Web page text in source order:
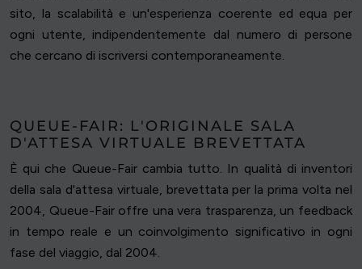
sito, la scalabilità e un'esperienza coerente ed equa per
ogni utente, indipendentemente dal numero di persone
che cercano di iscriversi contemporaneamente.
QUEUE-FAIR: L'ORIGINALE SALA
D'ATTESA VIRTUALE BREVETTATA
È qui che Queue-Fair cambia tutto. In qualità di inventori
della sala d'attesa virtuale, brevettata per la prima volta nel
2004, Queue-Fair offre una vera trasparenza, un feedback
in tempo reale e un coinvolgimento significativo in ogni
fase del viaggio, dal 2004.